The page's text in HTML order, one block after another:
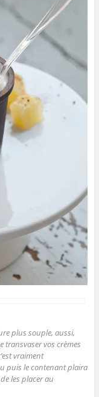
plus souple, aussi,
transvaser vos crèmes
vraiment
puis le contenant plaira
les placer au